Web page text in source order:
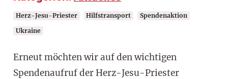
Herz-Jesu-Priester Hilfstransport
Spendenaktion
Ukraine
Erneut möchten wir auf den wichtigen
Spendenaufruf der Herz-Jesu-Priester